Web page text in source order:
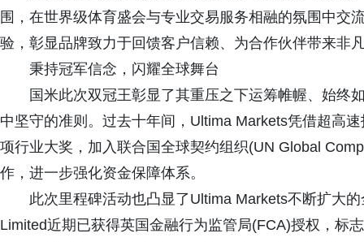
围，在世界级体育盛会与专业交易服务相融的氛围中交
验，彰显品牌致力于回馈客户信赖、为合作伙伴带来非
秉持冠军信念，闪耀全球舞台
国米此次双冠王彰显了其重压之下运筹帷幄、始终
中坚守的准则。过去十年间，Ultima Markets凭借超高
项行业大奖，加入联合国全球契约组织(UN Global
作，进一步强化资金保障体系。
此次里程碑活动也凸显了Ultima Markets不断扩大
Limited近期已获得英国金融行为监管局(FCA)授权，标